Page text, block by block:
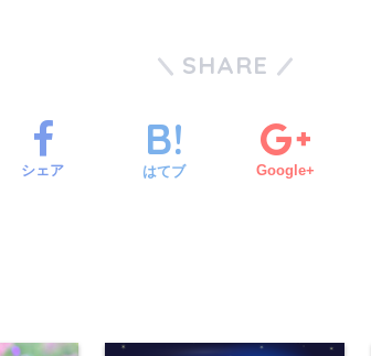
SHARE
シェア はてブ Google+